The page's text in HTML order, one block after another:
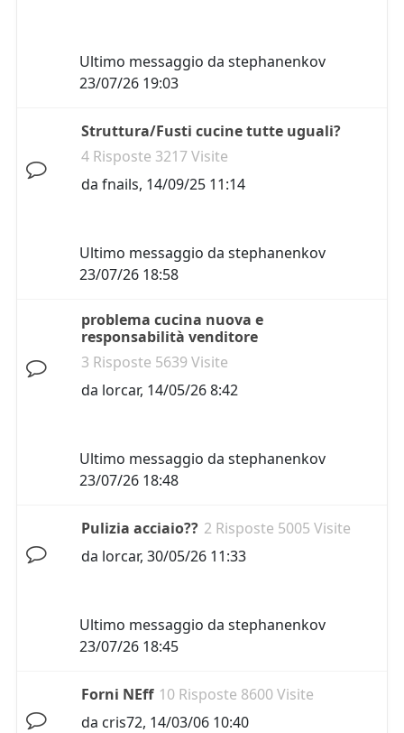
Ultimo messaggio da stephanenkov
23/07/26 19:03
Struttura/Fusti cucine tutte uguali?
4 Risposte 3217 Visite
da fnails, 14/09/25 11:14
Ultimo messaggio da stephanenkov
23/07/26 18:58
problema cucina nuova e
responsabilità venditore
3 Risposte 5639 Visite
da lorcar, 14/05/26 8:42
Ultimo messaggio da stephanenkov
23/07/26 18:48
Pulizia acciaio?? 2 Risposte 5005 Visite
da lorcar, 30/05/26 11:33
Ultimo messaggio da stephanenkov
23/07/26 18:45
Forni NEff 10 Risposte 8600 Visite
da cris72, 14/03/06 10:40